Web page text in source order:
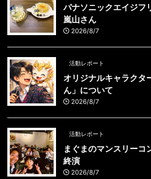
パナソニックエイジフ
嵐山さん
2026/8/7
活動レポート
オリジナルキャラクタ
ん」について
2026/8/7
活動レポート
まぐまのマンスリー
終演
2026/8/7